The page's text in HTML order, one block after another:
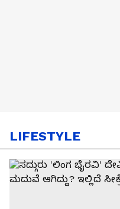
LIFESTYLE